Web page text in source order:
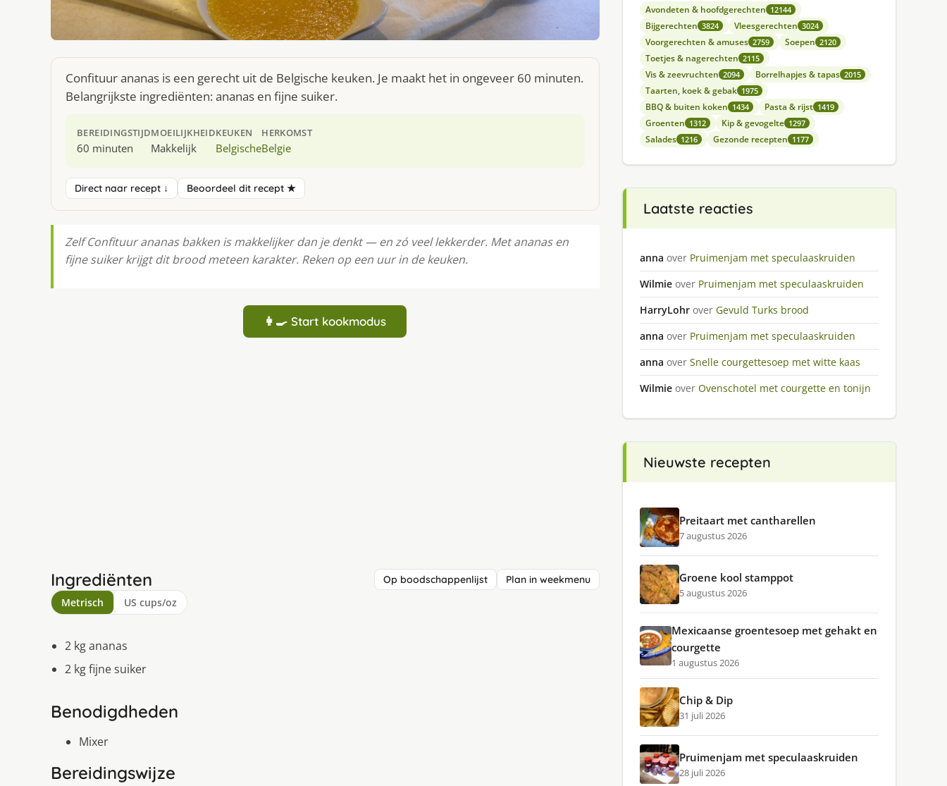
Confituur ananas is een gerecht uit de Belgische keuken. Je maakt het in ongeveer 60 minuten.
Belangrijkste ingrediënten: ananas en fijne suiker.
BEREIDINGSTIJD
60 minuten
MOEILIJKHEID
Makkelijk
KEUKEN
Belgische
HERKOMST
Belgie
Direct naar recept ↓ Beoordeel dit recept ★
Zelf Confituur ananas bakken is makkelijker dan je denkt — en zó veel lekkerder. Met ananas en
fijne suiker krijgt dit brood meteen karakter. Reken op een uur in de keuken.
👩‍🍳 Start kookmodus
Ingrediënten Op boodschappenlijst Plan in weekmenu
Metrisch US cups/oz
2 kg ananas
2 kg fijne suiker
Benodigdheden
Mixer
Bereidingswijze
Avondeten & hoofdgerechten 12144
Bijgerechten 3824 Vleesgerechten 3024
Voorgerechten & amuses 2759 Soepen 2120
Toetjes & nagerechten 2115
Vis & zeevruchten 2094 Borrelhapjes & tapas 2015
Taarten, koek & gebak 1975
BBQ & buiten koken 1434 Pasta & rijst 1419
Groenten 1312 Kip & gevogelte 1297
Salades 1216 Gezonde recepten 1177
Laatste reacties
anna over Pruimenjam met speculaaskruiden
Wilmie over Pruimenjam met speculaaskruiden
HarryLohr over Gevuld Turks brood
anna over Pruimenjam met speculaaskruiden
anna over Snelle courgettesoep met witte kaas
Wilmie over Ovenschotel met courgette en tonijn
Nieuwste recepten
Preitaart met cantharellen
7 augustus 2026
Groene kool stamppot
5 augustus 2026
Mexicaanse groentesoep met gehakt en
courgette
1 augustus 2026
Chip & Dip
31 juli 2026
Pruimenjam met speculaaskruiden
28 juli 2026